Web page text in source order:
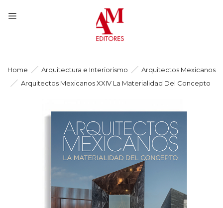
Home Arquitectura e Interiorismo
Arquitectos Mexicanos
Arquitectos Mexicanos XXIV La Materialidad Del Concepto